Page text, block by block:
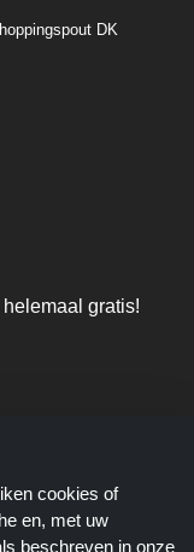
DK
gratis!
cookies of
en, met uw
beschreven in onze